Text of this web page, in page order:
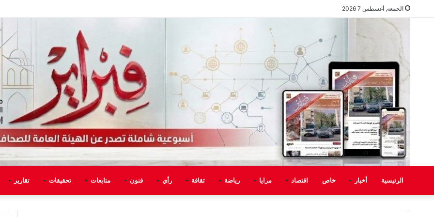
الجمعة, أغسطس 7 2026
الرئيسية أخبار خاص اقتصاد مرايا رياضة ثقافة رأي فنون متابعات تحقيقات تقارير